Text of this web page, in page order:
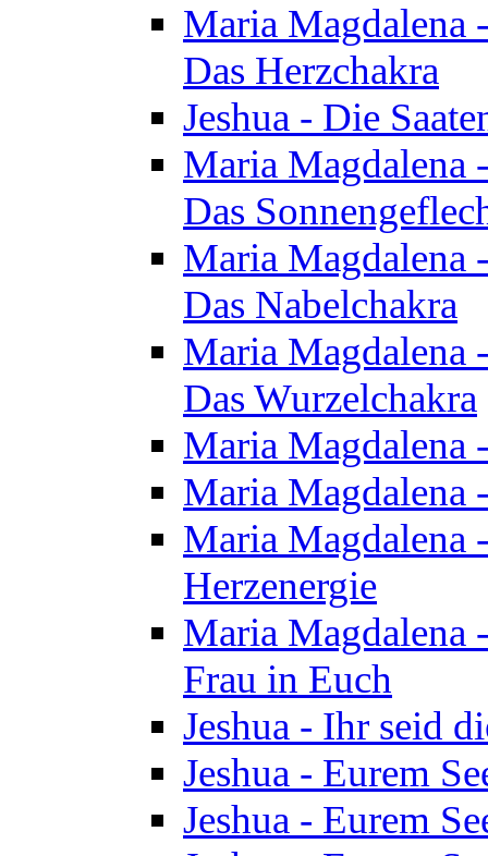
Maria Magdalena
Das Herzchakra
Jeshua - Die
Maria Magdalena
Das
Maria Magdalena
Das Nabelchakra
Maria Magdalena
Das Wurzelchakra
Maria Magdalena
Maria Magdalena
Maria Magdalena
Herzenergie
Maria Magdalena
Frau in Euch
Jeshua - Ihr seid
Jeshua - Eurem
Jeshua - Eurem